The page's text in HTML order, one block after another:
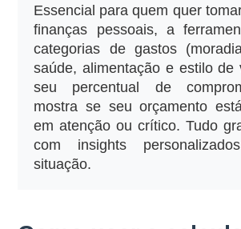
Essencial para quem quer
finanças pessoais, a
categorias de gastos
saúde, alimentação e estilo de
seu percentual de
mostra se seu orçamento
em atenção ou crítico. Tudo
com insights
situação.